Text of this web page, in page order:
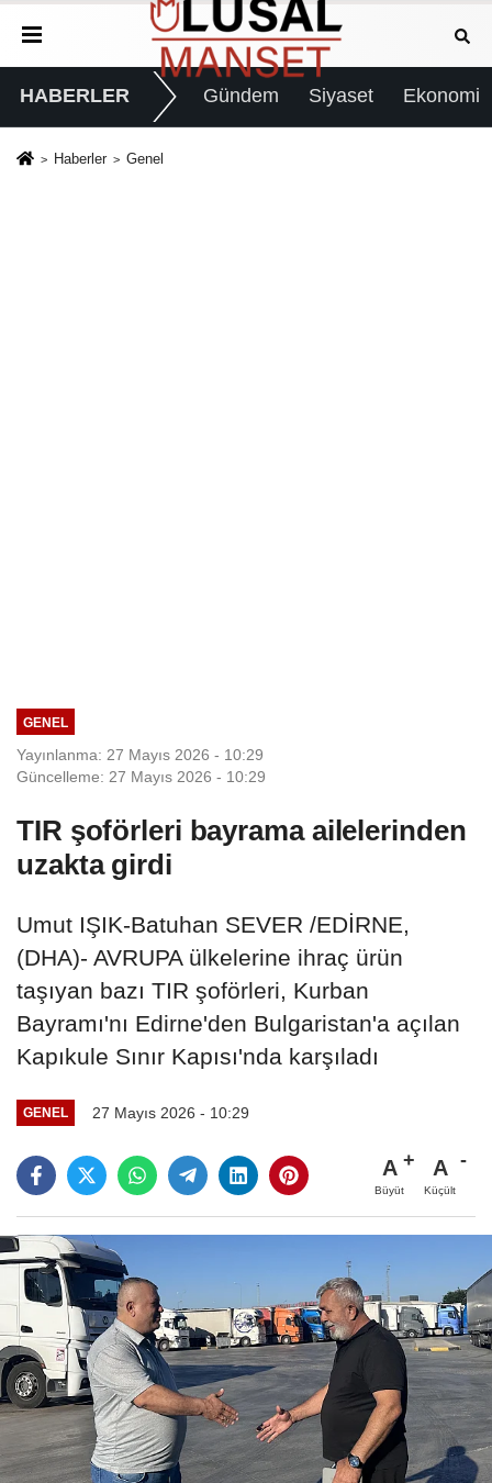
HABERLER Gündem Siyaset Ekonomi
Haberler Genel
GENEL
Yayınlanma: 27 Mayıs 2026 - 10:29
Güncelleme: 27 Mayıs 2026 - 10:29
TIR şoförleri bayrama ailelerinden
uzakta girdi
Umut IŞIK-Batuhan SEVER /EDİRNE,
(DHA)- AVRUPA ülkelerine ihraç ürün
taşıyan bazı TIR şoförleri, Kurban
Bayramı'nı Edirne'den Bulgaristan'a açılan
Kapıkule Sınır Kapısı'nda karşıladı
GENEL 27 Mayıs 2026 - 10:29
A
Büyüt
A
Küçült